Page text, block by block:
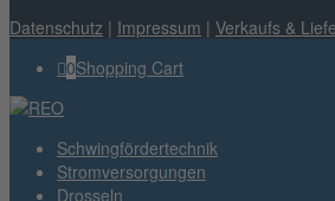
Datenschutz | Impressum | Verkaufs &
0Shopping Cart
Schwingfördertechnik
Stromversorgungen
Drosseln